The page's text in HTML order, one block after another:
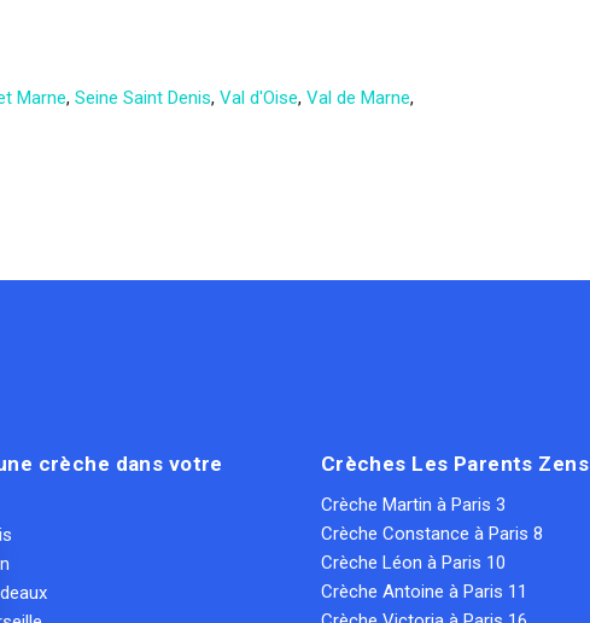
Marne, Seine Saint Denis, Val d'Oise, Val de Marne,
crèche dans votre
Crèches Les Parents Zens
Crèche Martin à Paris 3
Crèche Constance à Paris 8
Crèche Léon à Paris 10
Crèche Antoine à Paris 11